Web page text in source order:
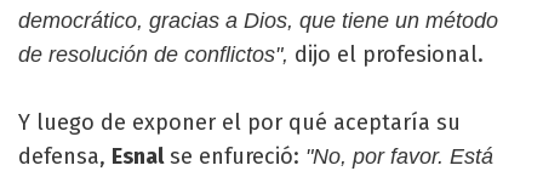
democrático, gracias a Dios, que tiene un método
de resolución de conflictos", dijo el profesional.
Y luego de exponer el por qué aceptaría su
defensa, Esnalse enfureció: "No, por favor. Está